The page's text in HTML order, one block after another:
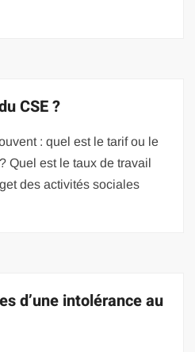
CSE ?
: quel est le tarif ou le
Quel est le taux de travail
des activités sociales
d’une intolérance au